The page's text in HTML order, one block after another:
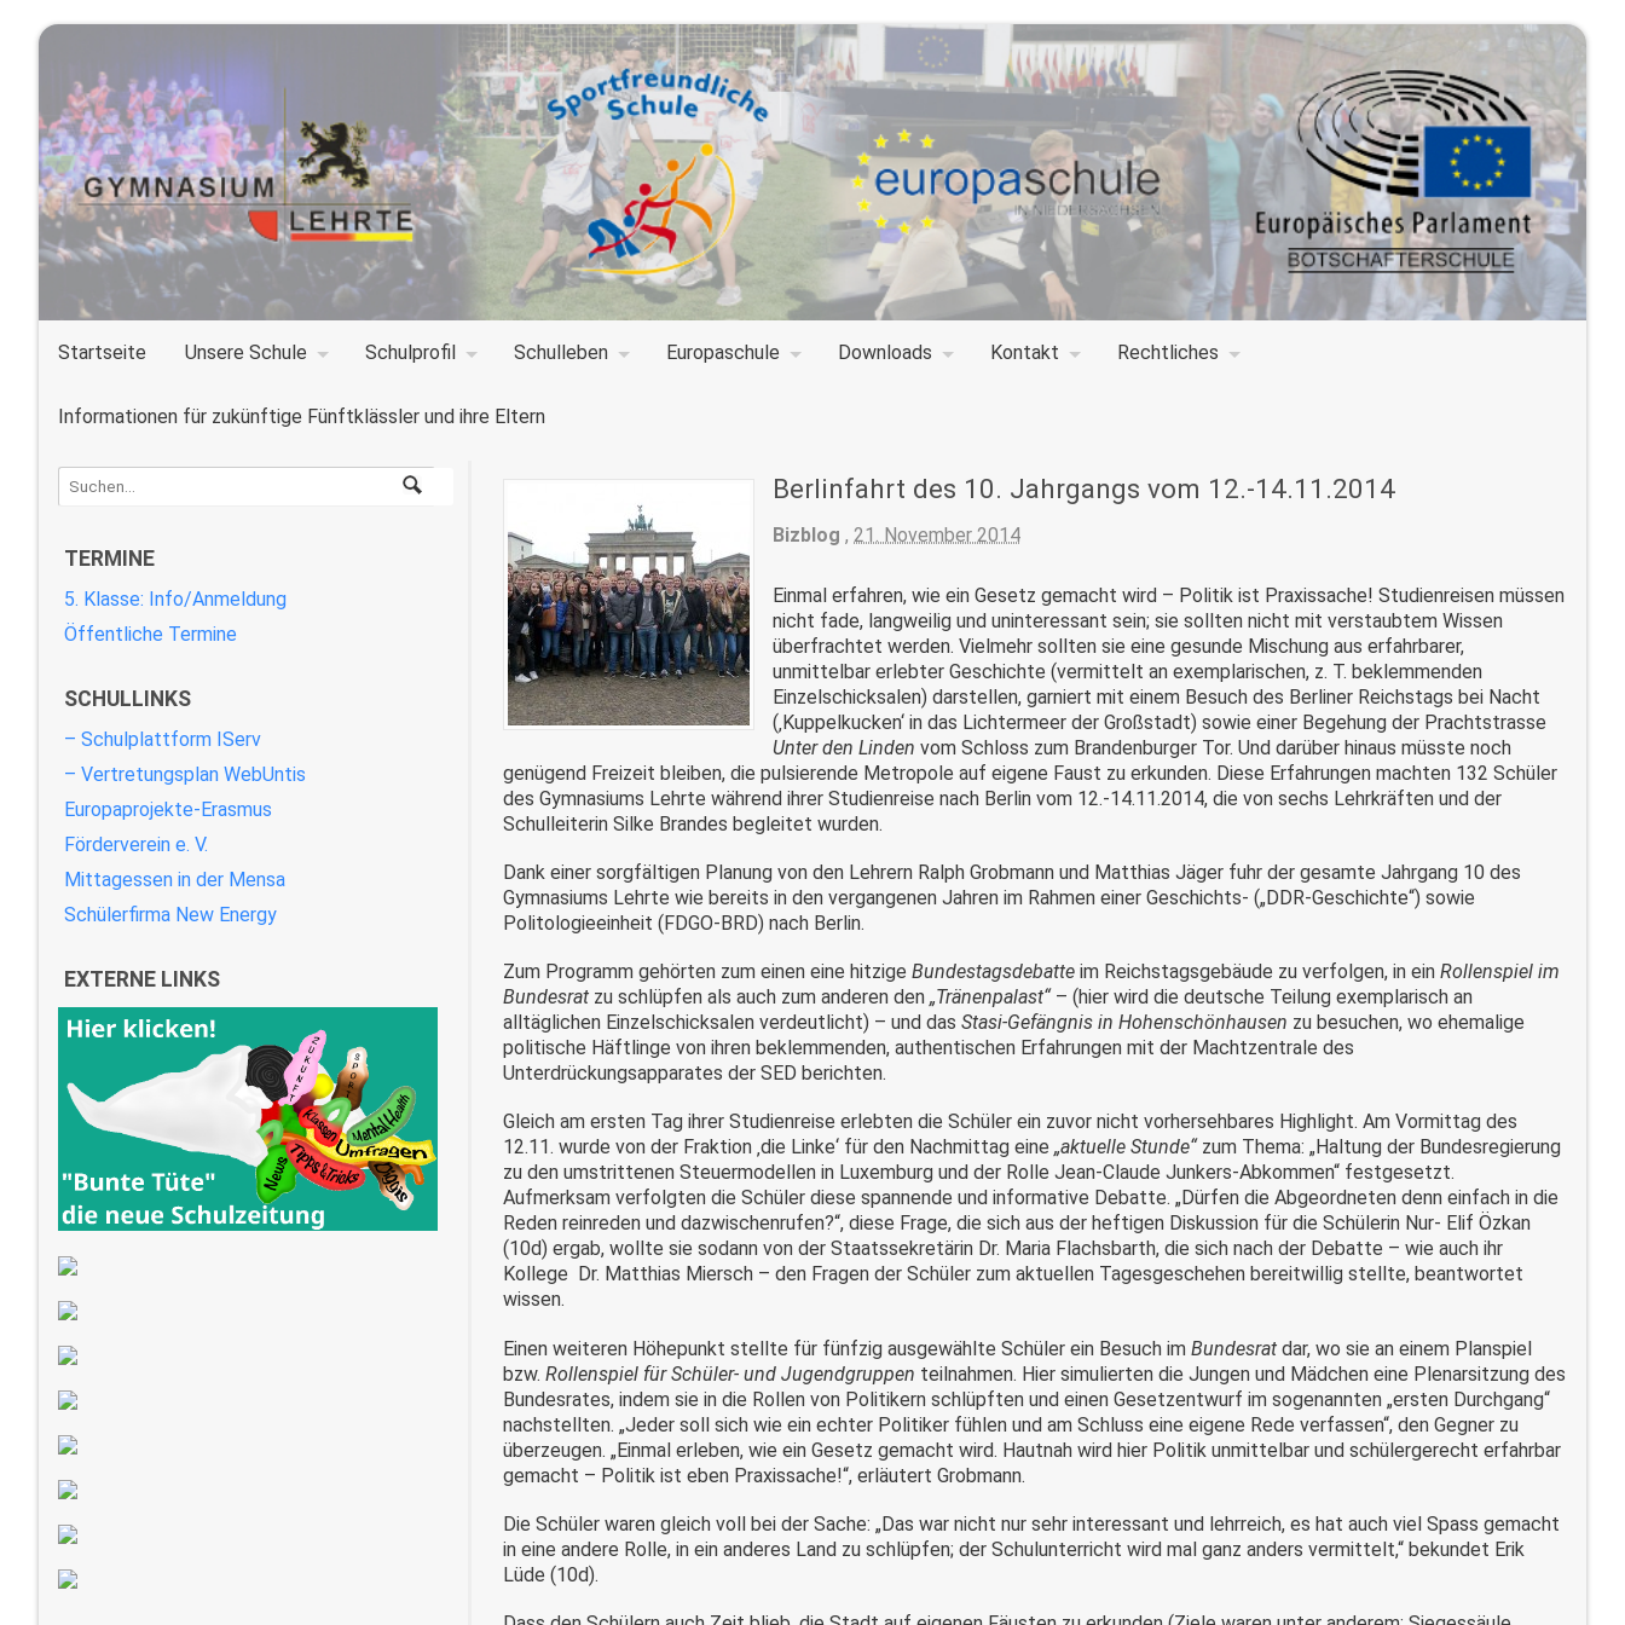
Startseite Unsere Schule Schulprofil Schulleben Europaschule Downloads Kontakt Rechtliches
Informationen für zukünftige Fünftklässler und ihre Eltern
Berlinfahrt des 10. Jahrgangs vom 12.-14.11.2014
Bizblog ,21. November 2014
Einmal erfahren, wie ein Gesetz gemacht wird – Politik ist Praxissache! Studienreisen müssen
nicht fade, langweilig und uninteressant sein; sie sollten nicht mit verstaubtem Wissen
überfrachtet werden. Vielmehr sollten sie eine gesunde Mischung aus erfahrbarer,
unmittelbar erlebter Geschichte (vermittelt an exemplarischen, z. T. beklemmenden
Einzelschicksalen) darstellen, garniert mit einem Besuch des Berliner Reichstags bei Nacht
(‚Kuppelkucken‘ in das Lichtermeer der Großstadt) sowie einer Begehung der Prachtstrasse
Unter den Linden vom Schloss zum Brandenburger Tor. Und darüber hinaus müsste noch
genügend Freizeit bleiben, die pulsierende Metropole auf eigene Faust zu erkunden. Diese Erfahrungen machten 132 Schüler
des Gymnasiums Lehrte während ihrer Studienreise nach Berlin vom 12.-14.11.2014, die von sechs Lehrkräften und der
Schulleiterin Silke Brandes begleitet wurden.
Dank einer sorgfältigen Planung von den Lehrern Ralph Grobmann und Matthias Jäger fuhr der gesamte Jahrgang 10 des
Gymnasiums Lehrte wie bereits in den vergangenen Jahren im Rahmen einer Geschichts- („DDR-Geschichte“) sowie
Politologieeinheit (FDGO-BRD) nach Berlin.
Zum Programm gehörten zum einen eine hitzigeBundestagsdebatte im Reichstagsgebäude zu verfolgen, in einRollenspiel im
Bundesrat zu schlüpfen als auch zum anderen den„Tränenpalast“ – (hier wird die deutsche Teilung exemplarisch an
alltäglichen Einzelschicksalen verdeutlicht) – und dasStasi-Gefängnis in Hohenschönhausen zu besuchen, wo ehemalige
politische Häftlinge von ihren beklemmenden, authentischen Erfahrungen mit der Machtzentrale des
Unterdrückungsapparates der SED berichten.
Gleich am ersten Tag ihrer Studienreise erlebten die Schüler ein zuvor nicht vorhersehbares Highlight. Am Vormittag des
12.11. wurde von der Fraktion ‚die Linke‘ für den Nachmittag eine„aktuelle Stunde“ zum Thema: „Haltung der Bundesregierung
zu den umstrittenen Steuermodellen in Luxemburg und der Rolle Jean-Claude Junkers-Abkommen“ festgesetzt.
Aufmerksam verfolgten die Schüler diese spannende und informative Debatte. „Dürfen die Abgeordneten denn einfach in die
Reden reinreden und dazwischenrufen?“, diese Frage, die sich aus der heftigen Diskussion für die Schülerin Nur- Elif Özkan
(10d) ergab, wollte sie sodann von der Staatssekretärin Dr. Maria Flachsbarth, die sich nach der Debatte – wie auch ihr
Kollege Dr. Matthias Miersch – den Fragen der Schüler zum aktuellen Tagesgeschehen bereitwillig stellte, beantwortet
wissen.
Einen weiteren Höhepunkt stellte für fünfzig ausgewählte Schüler ein Besuch imBundesratdar, wo sie an einem Planspiel
bzw.Rollenspiel für Schüler- und Jugendgruppen teilnahmen. Hier simulierten die Jungen und Mädchen eine Plenarsitzung des
Bundesrates, indem sie in die Rollen von Politikern schlüpften und einen Gesetzentwurf im sogenannten „ersten Durchgang“
nachstellten. „Jeder soll sich wie ein echter Politiker fühlen und am Schluss eine eigene Rede verfassen“, den Gegner zu
überzeugen. „Einmal erleben, wie ein Gesetz gemacht wird. Hautnah wird hier Politik unmittelbar und schülergerecht erfahrbar
gemacht – Politik ist eben Praxissache!“, erläutert Grobmann.
Die Schüler waren gleich voll bei der Sache: „Das war nicht nur sehr interessant und lehrreich, es hat auch viel Spass gemacht
in eine andere Rolle, in ein anderes Land zu schlüpfen; der Schulunterricht wird mal ganz anders vermittelt,“ bekundet Erik
Lüde (10d).
TERMINE
5. Klasse: Info/Anmeldung
Öffentliche Termine
SCHULLINKS
– Schulplattform IServ
– Vertretungsplan WebUntis
Europaprojekte-Erasmus
Förderverein e. V.
Mittagessen in der Mensa
Schülerfirma New Energy
EXTERNE LINKS